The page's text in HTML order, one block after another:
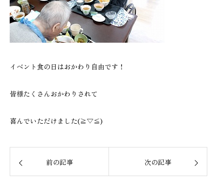
イベント食の日はおかわり自由です！
皆様たくさんおかわりされて
喜んでいただけました(≧▽≦)
前の記事 次の記事